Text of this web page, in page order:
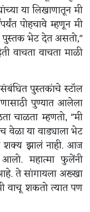
या लिखाणातून मी
पोहचावे म्हणून मी
पुस्तक भेट देत असतो,"
वाचता वाचता माळी
पुस्तकांचे स्टॉल
पुण्यात आलेला
चाळता म्हणतो, "मी
वेळा या वाड्याला भेट
शक्य झालं नाही. आज
महात्मा फुलेंनी
ते सांगायला अख्खा
वाचू शकतो त्यात पण